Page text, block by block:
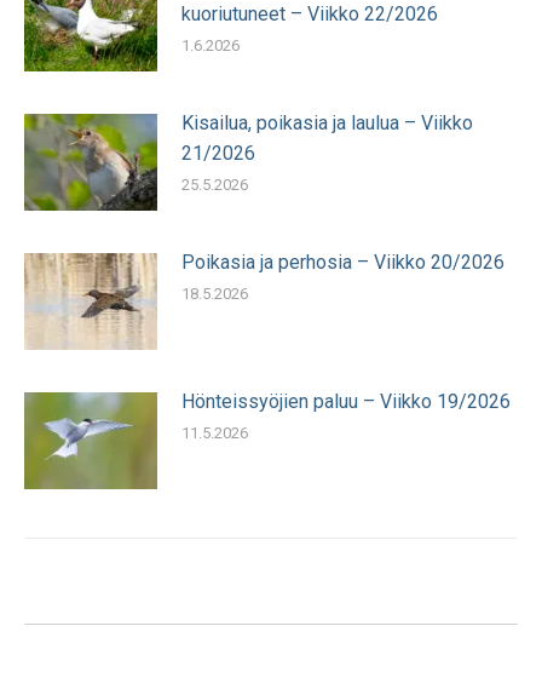
kuoriutuneet – Viikko 22/2026
1.6.2026
Kisailua, poikasia ja laulua – Viikko
21/2026
25.5.2026
Poikasia ja perhosia – Viikko 20/2026
18.5.2026
Hönteissyöjien paluu – Viikko 19/2026
11.5.2026